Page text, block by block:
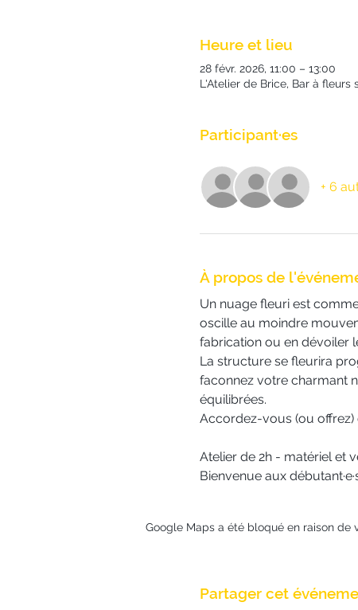
Heure et lieu
28 févr. 2026, 11:00 – 13:00
L'Atelier de Brice, Bar à fleurs
Participant·es
+ 6
À propos de
Un nuage fleuri est
oscille au moindre
fabrication ou en dévoiler
La structure se fleurira
faconnez votre charmant
équilibrées.
Accordez-vous (ou
Atelier de 2h - matériel et
Bienvenue aux
Google Maps a été bloqué en raison de
Partager cet